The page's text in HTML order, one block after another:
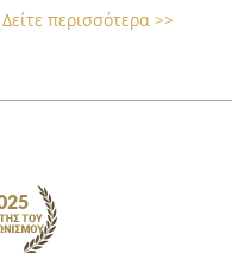
Δείτε περισσότερα >>